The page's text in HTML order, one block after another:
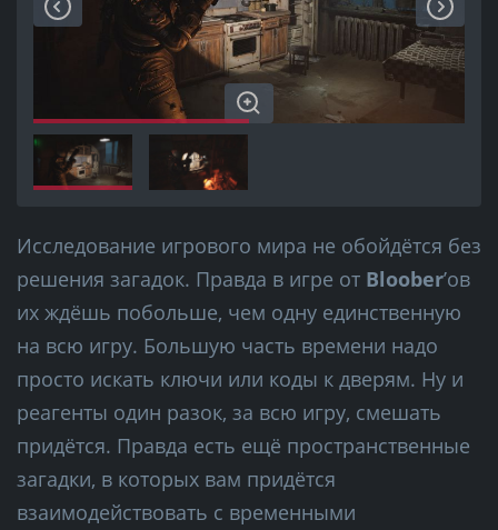
Исследование игрового мира не обойдётся без
решения загадок. Правда в игре от Bloober’ов
их ждёшь побольше, чем одну единственную
на всю игру. Большую часть времени надо
просто искать ключи или коды к дверям. Ну и
реагенты один разок, за всю игру, смешать
придётся. Правда есть ещё пространственные
загадки, в которых вам придётся
взаимодействовать с временными